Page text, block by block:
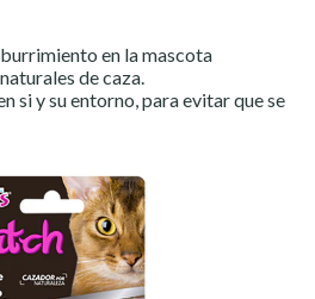
en la mascota
de caza.
si y su entorno, para evitar que se